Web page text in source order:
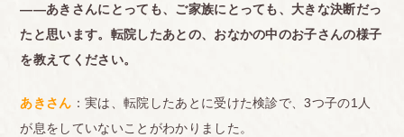
――あきさんにとっても、ご家族にとっても、大きな決断だっ
たと思います。転院したあとの、おなかの中のお子さんの様子
を教えてください。
あきさん ：実は、転院したあとに受けた検診で、3つ子の1人
が息をしていないことがわかりました。